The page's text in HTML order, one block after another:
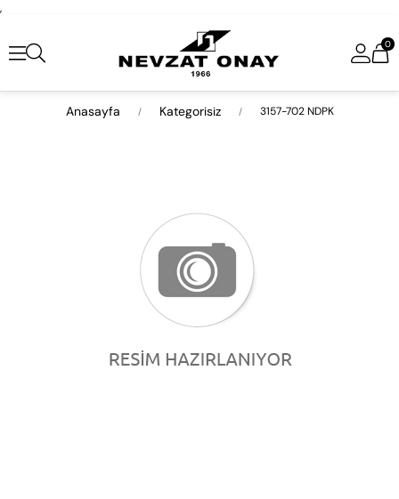
,
0
Anasayfa Kategorisiz 3157-702 NDPK